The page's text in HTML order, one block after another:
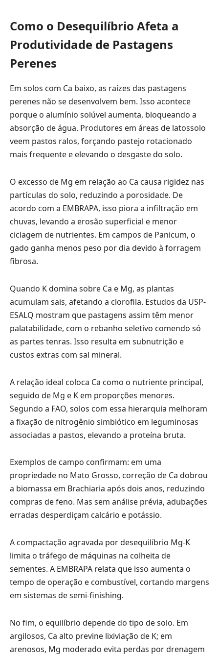
Como o Desequilíbrio Afeta a
Produtividade de Pastagens
Perenes
Em solos com Ca baixo, as raízes das pastagens
perenes não se desenvolvem bem. Isso acontece
porque o alumínio solúvel aumenta, bloqueando a
absorção de água. Produtores em áreas de latossolo
veem pastos ralos, forçando pastejo rotacionado
mais frequente e elevando o desgaste do solo.
O excesso de Mg em relação ao Ca causa rigidez nas
partículas do solo, reduzindo a porosidade. De
acordo com a EMBRAPA, isso piora a infiltração em
chuvas, levando a erosão superficial e menor
ciclagem de nutrientes. Em campos de Panicum, o
gado ganha menos peso por dia devido à forragem
fibrosa.
Quando K domina sobre Ca e Mg, as plantas
acumulam sais, afetando a clorofila. Estudos da USP-
ESALQ mostram que pastagens assim têm menor
palatabilidade, com o rebanho seletivo comendo só
as partes tenras. Isso resulta em subnutrição e
custos extras com sal mineral.
A relação ideal coloca Ca como o nutriente principal,
seguido de Mg e K em proporções menores.
Segundo a FAO, solos com essa hierarquia melhoram
a fixação de nitrogênio simbiótico em leguminosas
associadas a pastos, elevando a proteína bruta.
Exemplos de campo confirmam: em uma
propriedade no Mato Grosso, correção de Ca dobrou
a biomassa em Brachiaria após dois anos, reduzindo
compras de feno. Mas sem análise prévia, adubações
erradas desperdiçam calcário e potássio.
A compactação agravada por desequilíbrio Mg-K
limita o tráfego de máquinas na colheita de
sementes. A EMBRAPA relata que isso aumenta o
tempo de operação e combustível, cortando margens
em sistemas de semi-finishing.
No fim, o equilíbrio depende do tipo de solo. Em
argilosos, Ca alto previne lixiviação de K; em
arenosos, Mg moderado evita perdas por drenagem